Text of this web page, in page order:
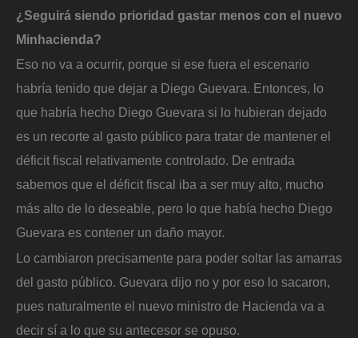
¿Seguirá siendo prioridad gastar menos con el nuevo
Minhacienda?
Eso no va a ocurrir, porque si ese fuera el escenario
habría tenido que dejar a Diego Guevara. Entonces, lo
que habría hecho Diego Guevara si lo hubieran dejado
es un recorte al gasto público para tratar de mantener el
déficit fiscal relativamente controlado. De entrada
sabemos que el déficit fiscal iba a ser muy alto, mucho
más alto de lo deseable, pero lo que había hecho Diego
Guevara es contener un daño mayor.
Lo cambiaron precisamente para poder soltar las amarras
del gasto público. Guevara dijo no y por eso lo sacaron,
pues naturalmente el nuevo ministro de Hacienda va a
decir sí a lo que su antecesor se opuso.